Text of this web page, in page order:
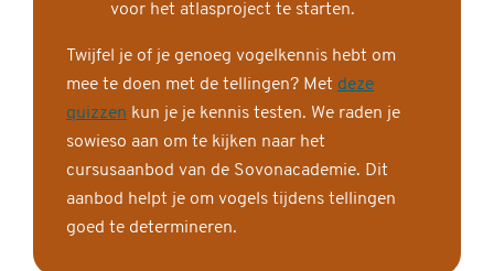
voor het atlasproject te starten.
Twijfel je of je genoeg vogelkennis hebt om
mee te doen met de tellingen? Met deze
quizzen kun je je kennis testen. We raden je
sowieso aan om te kijken naar het
cursusaanbod van de Sovonacademie. Dit
aanbod helpt je om vogels tijdens tellingen
goed te determineren.